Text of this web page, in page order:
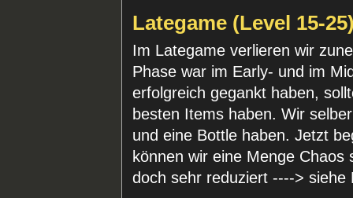
Lategame (Level 15-
Im Lategame verlieren wir
Phase war im Early- und im
erfolgreich gegankt haben,
besten Items haben. Wir
und eine Bottle haben. Jetzt
können wir eine Menge
doch sehr reduziert ----> siehe